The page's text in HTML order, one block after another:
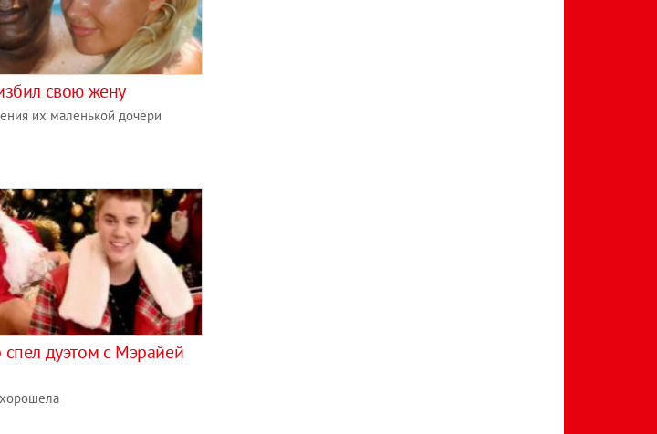
свою жену
их маленькой дочери
дуэтом с Мэрайей